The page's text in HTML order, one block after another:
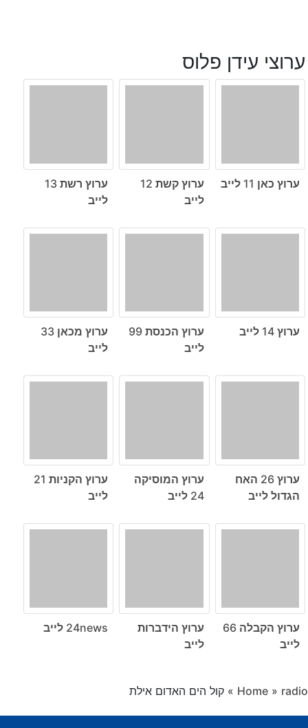
ערוצי עידן פלוס
ערוץ כאן 11 לייב
ערוץ קשת 12
לייב
ערוץ רשת 13
לייב
ערוץ 14 לייב
ערוץ הכנסת 99
לייב
ערוץ מכאן 33
לייב
ערוץ 26 האח
הגדול לייב
ערוץ המוסיקה
24 לייב
ערוץ הקניות 21
לייב
ערוץ הקבלה 66
לייב
ערוץ הידברות
לייב
24news לייב
Home » radio
» קול הים האדום אילת